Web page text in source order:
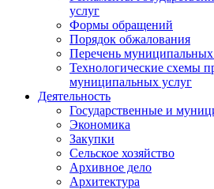
услуг
Формы обращений
Порядок обжалования
Перечень муниципальных
Технологические схемы
муниципальных услуг
Деятельность
Государственные и
Экономика
Закупки
Сельское хозяйство
Архивное дело
Архитектура